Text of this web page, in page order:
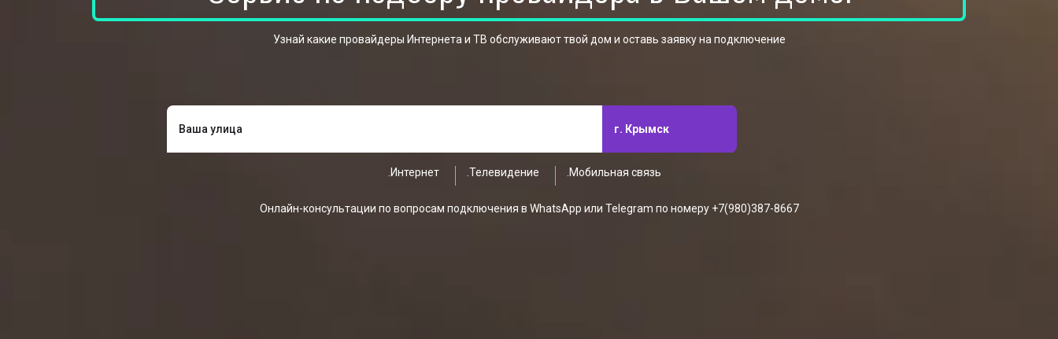
Узнай какие провайдеры Интернета и ТВ обслуживают твой дом и оставь заявку на подключение
г. Крымск
.Интернет .Телевидение .Мобильная связь
Онлайн-консультации по вопросам подключения в WhatsApp или Telegram по номеру +7(980)387-8667